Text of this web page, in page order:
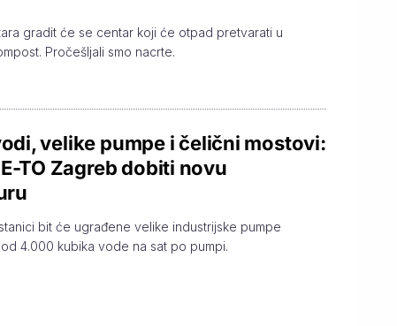
gradit će se centar koji će otpad pretvarati u
Pročešljali smo nacrte.
velike pumpe i čelični mostovi:
TO Zagreb dobiti novu
bit će ugrađene velike industrijske pumpe
4.000 kubika vode na sat po pumpi.